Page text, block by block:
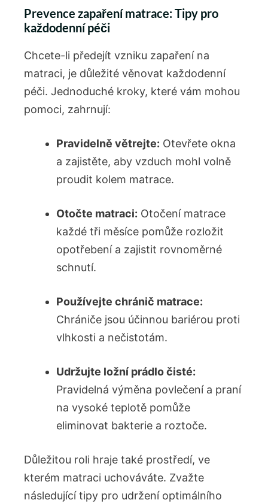
Prevence zapaření matrace: Tipy pro
každodenní péči
Chcete-li předejít vzniku zapaření na
matraci, je důležité věnovat každodenní
péči. Jednoduché kroky, které vám mohou
pomoci, zahrnují:
Pravidelně větrejte: Otevřete okna
a zajistěte, aby vzduch mohl volně
proudit kolem matrace.
Otočte matraci: Otočení matrace
každé tři měsíce pomůže rozložit
opotřebení a zajistit rovnoměrné
schnutí.
Používejte chránič matrace:
Chrániče jsou účinnou bariérou proti
vlhkosti a nečistotám.
Udržujte ložní prádlo čisté:
Pravidelná výměna povlečení a praní
na vysoké teplotě pomůže
eliminovat bakterie a roztoče.
Důležitou roli hraje také prostředí, ve
kterém matraci uchováváte. Zvažte
následující tipy pro udržení optimálního